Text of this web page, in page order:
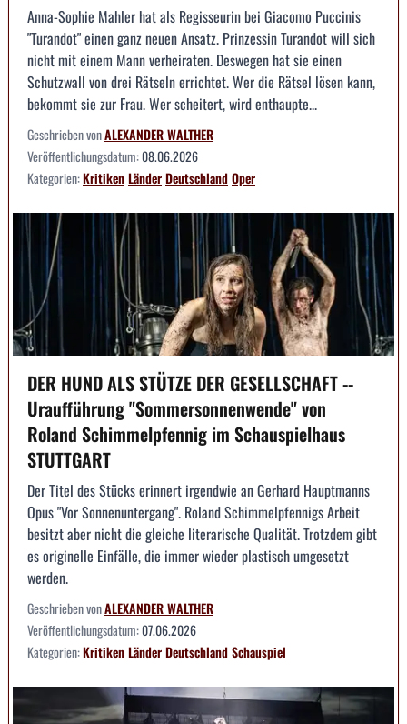
Anna-Sophie Mahler hat als Regisseurin bei Giacomo Puccinis
"Turandot" einen ganz neuen Ansatz. Prinzessin Turandot will sich
nicht mit einem Mann verheiraten. Deswegen hat sie einen
Schutzwall von drei Rätseln errichtet. Wer die Rätsel lösen kann,
bekommt sie zur Frau. Wer scheitert, wird enthaupte...
Geschrieben vonALEXANDER WALTHER
Veröffentlichungsdatum:08.06.2026
Kategorien:KritikenLänderDeutschlandOper
DER HUND ALS STÜTZE DER GESELLSCHAFT --
Uraufführung "Sommersonnenwende" von
Roland Schimmelpfennig im Schauspielhaus
STUTTGART
Der Titel des Stücks erinnert irgendwie an Gerhard Hauptmanns
Opus "Vor Sonnenuntergang". Roland Schimmelpfennigs Arbeit
besitzt aber nicht die gleiche literarische Qualität. Trotzdem gibt
es originelle Einfälle, die immer wieder plastisch umgesetzt
werden.
Geschrieben vonALEXANDER WALTHER
Veröffentlichungsdatum:07.06.2026
Kategorien:KritikenLänderDeutschlandSchauspiel